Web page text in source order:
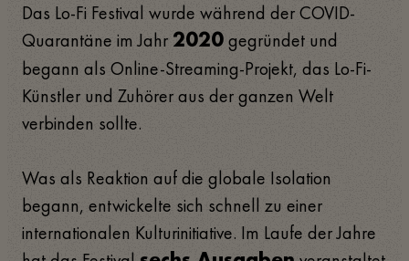
Das Lo-Fi Festival wurde während der COVID-
Quarantäne im Jahr 2020 gegründet und
begann als Online-Streaming-Projekt, das Lo-Fi-
Künstler und Zuhörer aus der ganzen Welt
verbinden sollte.
Was als Reaktion auf die globale Isolation
begann, entwickelte sich schnell zu einer
internationalen Kulturinitiative. Im Laufe der Jahre